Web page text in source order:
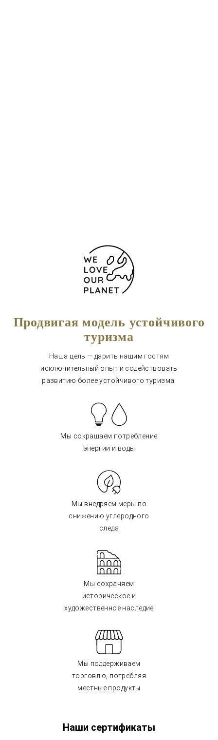
Продвигая модель устойчивого
туризма
Наша цель — дарить нашим гостям
исключительный опыт и содействовать
развитию более устойчивого туризма.
Мы сокращаем потребление
энергии и воды
Мы внедряем меры по
снижению углеродного
следа
Мы сохраняем
историческое и
художественное наследие
Мы поддерживаем
торговлю, потребляя
местные продукты
Наши сертификаты